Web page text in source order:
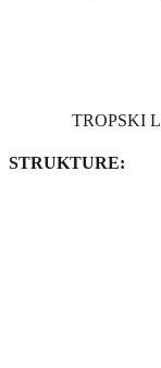
TROPSKI
STRUKTURE: